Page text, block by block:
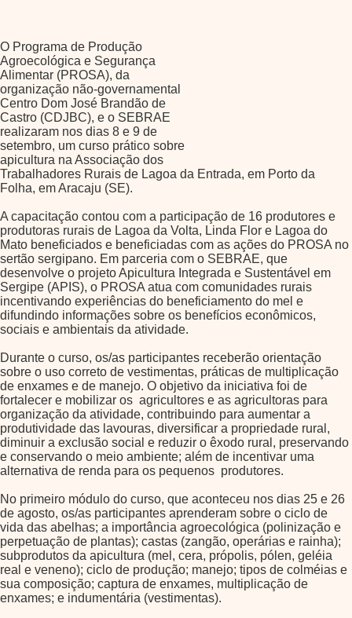
O Programa de Produção
Agroecológica e Segurança
Alimentar (PROSA), da
organização não-governamental
Centro Dom José Brandão de
Castro (CDJBC), e o SEBRAE
realizaram nos dias 8 e 9 de
setembro, um curso prático sobre
apicultura na Associação dos
Trabalhadores Rurais de Lagoa da Entrada, em Porto da
Folha, em Aracaju (SE).
A capacitação contou com a participação de 16 produtores e
produtoras rurais de Lagoa da Volta, Linda Flor e Lagoa do
Mato beneficiados e beneficiadas com as ações do PROSA no
sertão sergipano. Em parceria com o SEBRAE, que
desenvolve o projeto Apicultura Integrada e Sustentável em
Sergipe (APIS), o PROSA atua com comunidades rurais
incentivando experiências do beneficiamento do mel e
difundindo informações sobre os benefícios econômicos,
sociais e ambientais da atividade.
Durante o curso, os/as participantes receberão orientação
sobre o uso correto de vestimentas, práticas de multiplicação
de enxames e de manejo. O objetivo da iniciativa foi de
fortalecer e mobilizar os agricultores e as agricultoras para
organização da atividade, contribuindo para aumentar a
produtividade das lavouras, diversificar a propriedade rural,
diminuir a exclusão social e reduzir o êxodo rural, preservando
e conservando o meio ambiente; além de incentivar uma
alternativa de renda para os pequenos produtores.
No primeiro módulo do curso, que aconteceu nos dias 25 e 26
de agosto, os/as participantes aprenderam sobre o ciclo de
vida das abelhas; a importância agroecológica (polinização e
perpetuação de plantas); castas (zangão, operárias e rainha);
subprodutos da apicultura (mel, cera, própolis, pólen, geléia
real e veneno); ciclo de produção; manejo; tipos de colméias e
sua composição; captura de enxames, multiplicação de
enxames; e indumentária (vestimentas).